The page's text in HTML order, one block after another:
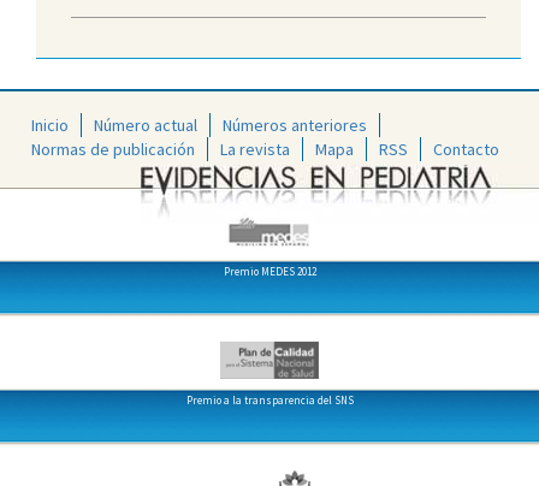
Inicio Número actual
Números anteriores
Normas de publicación
La revista Mapa RSS Contacto
Premio MEDES 2012
Premio a la transparencia del SNS